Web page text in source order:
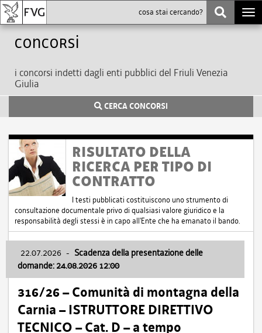
Concorsi
i concorsi indetti dagli enti pubblici del Friuli Venezia
Giulia
CERCA CONCORSI
RISULTATO DELLA
RICERCA PER TIPO DI
CONTRATTO
I testi pubblicati costituiscono uno strumento di
consultazione documentale privo di qualsiasi valore giuridico e la
responsabilità degli stessi è in capo all'Ente che ha emanato il bando.
22.07.2026 - Scadenza della presentazione delle
domande: 24.08.2026 12:00
316/26 – Comunità di montagna della
Carnia – ISTRUTTORE DIRETTIVO
TECNICO – Cat. D – a tempo